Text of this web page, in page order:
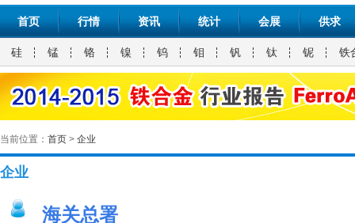
首页 行情 资讯 统计 会展 供求
硅 锰 铬 镍 钨 钼 钒 钛 铌 铁
当前位置： 首页 > 企业
企业
海关总署